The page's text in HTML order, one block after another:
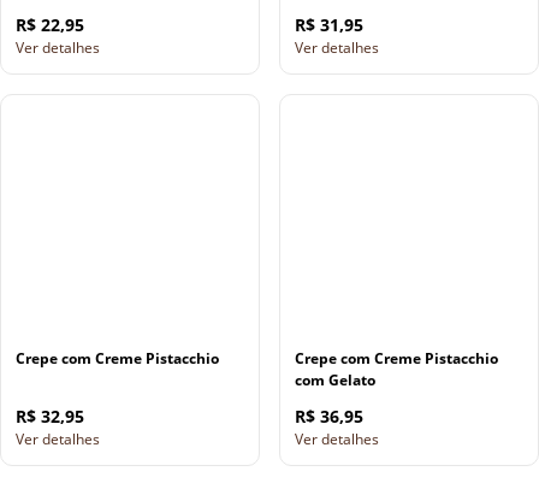
R$ 22,95
Ver detalhes
R$ 31,95
Ver detalhes
Crepe com Creme Pistacchio
R$ 32,95
Ver detalhes
Crepe com Creme Pistacchio
com Gelato
R$ 36,95
Ver detalhes